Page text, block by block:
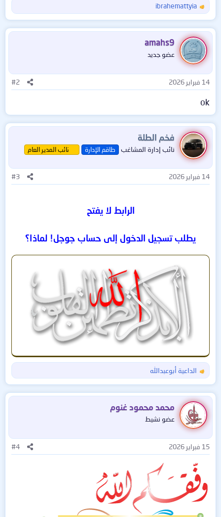
ل
ت
ف
ا
ع
ا
ت
ibrahemattyia
amahs9
عضو جديد
14 فبراير 2026 #2
ok
فخم الطلة
نائب إدارة المشاغب طاقم الإدارة نائب المدير العام
14 فبراير 2026 #3
الرابط لا يفتح
يطلب تسجيل الدخول إلى حساب جوجل! لماذا؟
ل
ت
ف
ا
ع
ا
ت
الداعية أبوعبدالله
محمد محمود غنوم
عضو نشيط
15 فبراير 2026 #4